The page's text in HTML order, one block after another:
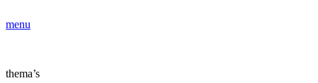
menu
thema’s